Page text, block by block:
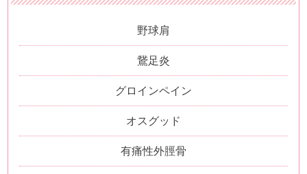
野球肩
鵞足炎
グロインペイン
オスグッド
有痛性外脛骨